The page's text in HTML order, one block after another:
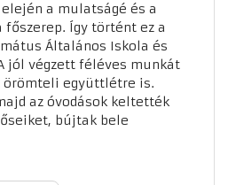
a mulatságé és a
Így történt ez a
Általános Iskola és
jól végzett féléves munkát
örömteli együttlétre is.
az óvodások keltették
bújtak bele